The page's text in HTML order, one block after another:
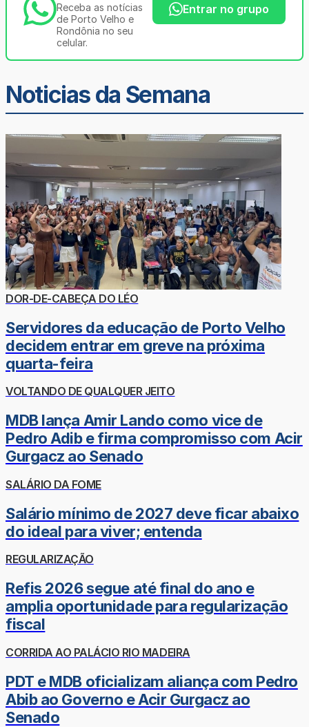
Receba as notícias
de Porto Velho e
Rondônia no seu
celular.
Entrar no grupo
Noticias da Semana
DOR-DE-CABEÇA DO LÉO
Servidores da educação de Porto Velho
decidem entrar em greve na próxima
quarta-feira
VOLTANDO DE QUALQUER JEITO
MDB lança Amir Lando como vice de
Pedro Adib e firma compromisso com Acir
Gurgacz ao Senado
SALÁRIO DA FOME
Salário mínimo de 2027 deve ficar abaixo
do ideal para viver; entenda
REGULARIZAÇÃO
Refis 2026 segue até final do ano e
amplia oportunidade para regularização
fiscal
CORRIDA AO PALÁCIO RIO MADEIRA
PDT e MDB oficializam aliança com Pedro
Abib ao Governo e Acir Gurgacz ao
Senado